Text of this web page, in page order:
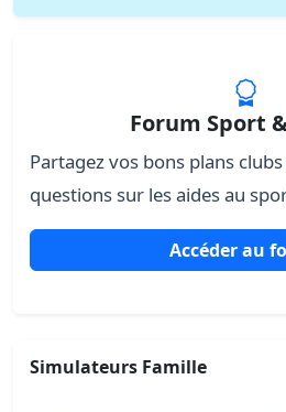
Forum Sport
Partagez vos bons plans
questions sur les aides au
Accéder au
Simulateurs Famille